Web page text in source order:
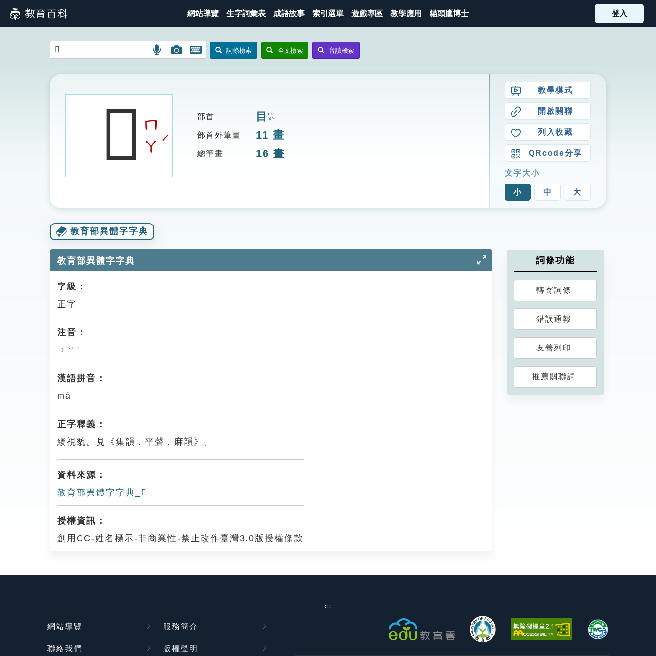
到
主
::: 網站導覽 生字詞彙表 成語故事 索引選單 遊戲專區 教學應用 貓頭鷹博士 登入
:::
語
搜
圖
圖
搜
開
鍵
詞條檢索 全文檢索 音讀檢索
𥉵ㄇ
ㄚ
ˊ
部首 目 ㄇㄨˋ
部首外筆畫 11 畫
總筆畫 16 畫
教學模式
開啟關聯
列入收藏
QRcode分享
文字大小
小 中 大
教育部異體字字典
教育部異體字字典
字級：
正字
注音：
ㄇㄚˊ
漢語拼音：
má
正字釋義：
緩視貌。見《集韻．平聲．麻韻》。
資料來源：
教育部異體字字典_𥉵
授權資訊：
創用CC-姓名標示-非商業性-禁止改作臺灣3.0版授權條款
詞條功能
轉寄詞條
錯誤通報
友善列印
推薦關聯詞
:::
網站導覽 服務簡介
聯絡我們 版權聲明